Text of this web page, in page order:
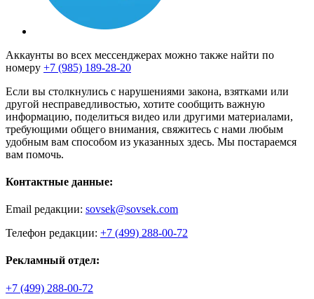
Аккаунты во всех мессенджерах можно также найти по
номеру +7 (985) 189-28-20
Если вы столкнулись с нарушениями закона, взятками или
другой несправедливостью, хотите сообщить важную
информацию, поделиться видео или другими материалами,
требующими общего внимания, свяжитесь с нами любым
удобным вам способом из указанных здесь. Мы постараемся
вам помочь.
Контактные данные:
Email редакции: sovsek@sovsek.com
Телефон редакции: +7 (499) 288-00-72
Рекламный отдел:
+7 (499) 288-00-72